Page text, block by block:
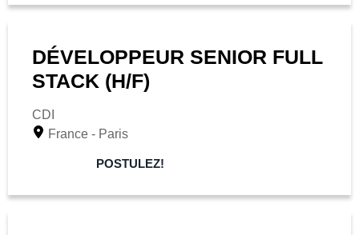
DÉVELOPPEUR SENIOR FULL
STACK (H/F)
CDI
France - Paris
POSTULEZ!